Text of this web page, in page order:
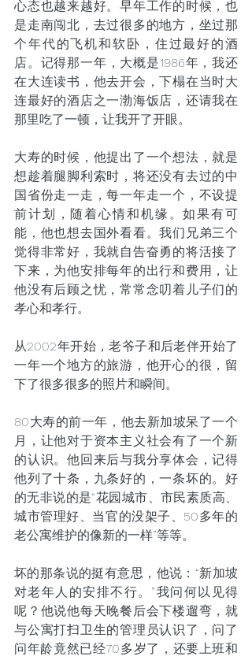
心态也越来越好。早年工作的时候，也
是走南闯北，去过很多的地方，坐过那
个年代的飞机和软卧，住过最好的酒
店。记得那一年，大概是1986年，我还
在大连读书，他去开会，下榻在当时大
连最好的酒店之一渤海饭店，还请我在
那里吃了一顿，让我开了开眼。
大寿的时候，他提出了一个想法，就是
想趁着腿脚利索时，将还没有去过的中
国省份走一走，每一年走一个，不设提
前计划，随着心情和机缘。如果有可
能，他也想去国外看看。我们兄弟三个
觉得非常好，我就自告奋勇的将活接了
下来，为他安排每年的出行和费用，让
他没有后顾之忧，常常念叨着儿子们的
孝心和孝行。
从2002年开始，老爷子和后老伴开始了
一年一个地方的旅游，他开心的很，留
下了很多很多的照片和瞬间。
80大寿的前一年，他去新加坡呆了一个
月，让他对于资本主义社会有了一个新
的认识。他回来后与我分享体会，记得
他列了十条，九条好的，一条坏的。好
的无非说的是“花园城市、市民素质高、
城市管理好、当官的没架子、50多年的
老公寓维护的像新的一样”等等。
坏的那条说的挺有意思，他说：“新加坡
对老年人的安排不行。”我问何以见得
呢？他说他每天晚餐后会下楼遛弯，就
与公寓打扫卫生的管理员认识了，问了
问年龄竟然已经70多岁了，还要上班和